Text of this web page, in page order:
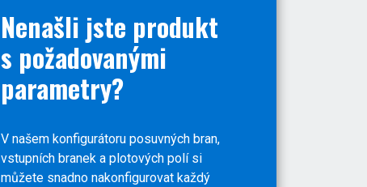
Nenašli jste produkt
s požadovanými
parametry?
V našem konfigurátoru posuvných bran,
vstupních branek a plotových polí si
můžete snadno nakonfigurovat každý